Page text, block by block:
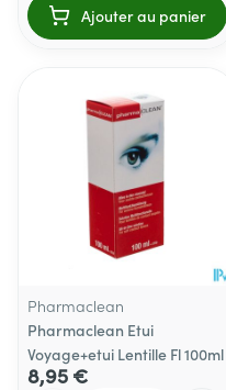
Ajouter au panier
Pharmaclean
Pharmaclean Etui
Voyage+etui Lentille Fl 100ml
8,95 €